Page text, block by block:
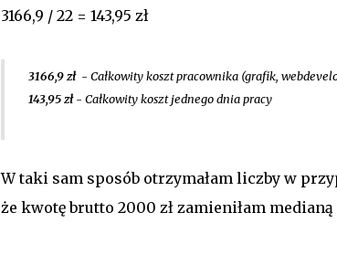
3166,9 / 22 = 143,95 zł
3166,9 zł - Całkowity koszt pracownika (grafik,
143,95 zł- Całkowity koszt jednego dnia pracy
W taki sam sposób otrzymałam liczby w
że kwotę brutto 2000 zł zamieniłam